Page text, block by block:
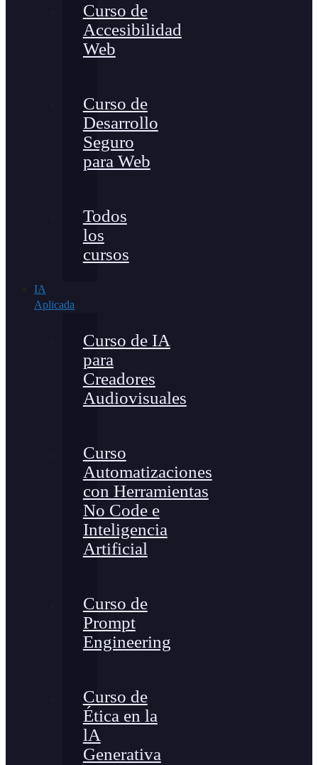
Curso de
Accesibilidad
Web
Curso de
Desarrollo
Seguro
para Web
Todos
los
cursos
IA
Aplicada
Curso de IA
para
Creadores
Audiovisuales
Curso
Automatizaciones
con Herramientas
No Code e
Inteligencia
Artificial
Curso de
Prompt
Engineering
Curso de
Ética en la
lA
Generativa